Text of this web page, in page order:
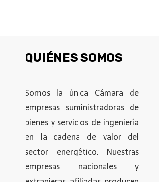
QUIÉNES SOMOS
Somos la única Cámara de
empresas suministradoras de
bienes y servicios de ingeniería
en la cadena de valor del
sector energético. Nuestras
empresas nacionales y